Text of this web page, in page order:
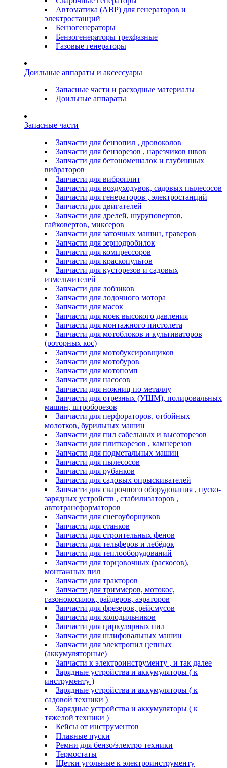
Автоматика (АВР) для генераторов и
электростанций
Бензогенераторы
Бензогенераторы трехфазные
Газовые генераторы
Доильные аппараты и аксессуары
Запасные части и расходные материалы
Доильные аппараты
Запасные части
Запчасти для бензопил , дровоколов
Запчасти для бензорезов , нарезчиков швов
Запчасти для бетономешалок и глубинных
вибраторов
Запчасти для виброплит
Запчасти для воздуходувок, садовых пылесосов
Запчасти для генераторов , электростанций
Запчасти для двигателей
Запчасти для дрелей, шуруповертов,
гайковертов, миксеров
Запчасти для заточных машин, граверов
Запчасти для зернодробилок
Запчасти для компрессоров
Запчасти для краскопультов
Запчасти для кусторезов и садовых
измельчителей
Запчасти для лобзиков
Запчасти для лодочного мотора
Запчасти для масок
Запчасти для моек высокого давления
Запчасти для монтажного пистолета
Запчасти для мотоблоков и культиваторов
(роторных кос)
Запчасти для мотобуксировщиков
Запчасти для мотобуров
Запчасти для мотопомп
Запчасти для насосов
Запчасти для ножниц по металлу
Запчасти для отрезных (УШМ), полировальных
машин, штроборезов
Запчасти для перфораторов, отбойных
молотков, бурильных машин
Запчасти для пил сабельных и высоторезов
Запчасти для плиткорезов , камнерезов
Запчасти для подметальных машин
Запчасти для пылесосов
Запчасти для рубанков
Запчасти для садовых опрыскивателей
Запчасти для сварочного оборудования , пуско-
зарядных устройств , стабилизаторов ,
автотрансформаторов
Запчасти для снегоуборщиков
Запчасти для станков
Запчасти для строительных фенов
Запчасти для тельферов и лебёдок
Запчасти для теплооборудований
Запчасти для торцовочных (раскосов),
монтажных пил
Запчасти для тракторов
Запчасти для триммеров, мотокос,
газонокосилок, райдеров, аэраторов
Запчасти для фрезеров, рейсмусов
Запчасти для холодильников
Запчасти для циркулярных пил
Запчасти для шлифовальных машин
Запчасти для электропил цепных
(аккумуляторные)
Запчасти к электроинструменту , и так далее
Зарядные устройства и аккумуляторы ( к
инструменту )
Зарядные устройства и аккумуляторы ( к
садовой техники )
Зарядные устройства и аккумуляторы ( к
тяжелой техники )
Кейсы от инструментов
Плавные пуски
Ремни для бензо/электро техники
Термостаты
Щетки угольные к электроинструменту